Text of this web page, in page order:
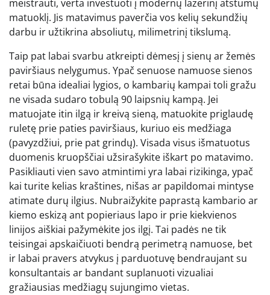
meistrauti, verta investuoti į modernų lazerinį atstumų
matuoklį. Jis matavimus paverčia vos kelių sekundžių
darbu ir užtikrina absoliutų, milimetrinį tikslumą.
Taip pat labai svarbu atkreipti dėmesį į sienų ar žemės
paviršiaus nelygumus. Ypač senuose namuose sienos
retai būna idealiai lygios, o kambarių kampai toli gražu
ne visada sudaro tobulą 90 laipsnių kampą. Jei
matuojate itin ilgą ir kreivą sieną, matuokite priglaudę
ruletę prie paties paviršiaus, kuriuo eis medžiaga
(pavyzdžiui, prie pat grindų). Visada visus išmatuotus
duomenis kruopščiai užsirašykite iškart po matavimo.
Pasikliauti vien savo atmintimi yra labai rizikinga, ypač
kai turite kelias kraštines, nišas ar papildomai mintyse
atimate durų ilgius. Nubraižykite paprastą kambario ar
kiemo eskizą ant popieriaus lapo ir prie kiekvienos
linijos aiškiai pažymėkite jos ilgį. Tai padės ne tik
teisingai apskaičiuoti bendrą perimetrą namuose, bet
ir labai pravers atvykus į parduotuvę bendraujant su
konsultantais ar bandant suplanuoti vizualiai
gražiausias medžiagų sujungimo vietas.